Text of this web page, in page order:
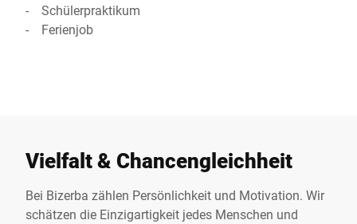
- Schülerpraktikum
- Ferienjob
Vielfalt & Chancengleichheit
Bei Bizerba zählen Persönlichkeit und Motivation. Wir
schätzen die Einzigartigkeit jedes Menschen und